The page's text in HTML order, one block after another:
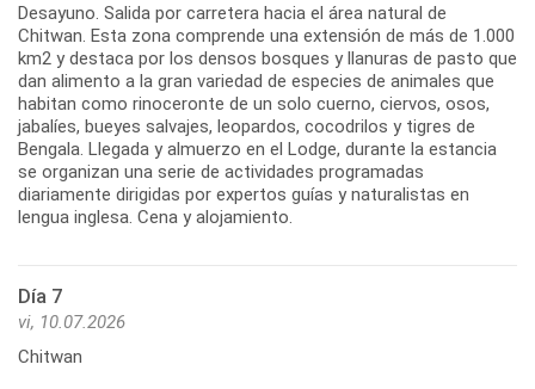
Desayuno. Salida por carretera hacia el área natural de
Chitwan. Esta zona comprende una extensión de más de 1.000
km2 y destaca por los densos bosques y llanuras de pasto que
dan alimento a la gran variedad de especies de animales que
habitan como rinoceronte de un solo cuerno, ciervos, osos,
jabalíes, bueyes salvajes, leopardos, cocodrilos y tigres de
Bengala. Llegada y almuerzo en el Lodge, durante la estancia
se organizan una serie de actividades programadas
diariamente dirigidas por expertos guías y naturalistas en
lengua inglesa. Cena y alojamiento.
Día 7
vi, 10.07.2026
Chitwan